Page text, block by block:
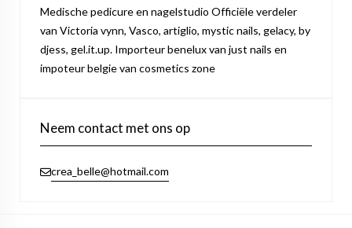
Medische pedicure en nagelstudio Officiële verdeler
van Victoria vynn, Vasco, artiglio, mystic nails, gelacy, by
djess, gel.it.up. Importeur benelux van just nails en
impoteur belgie van cosmetics zone
Neem contact met ons op
crea_belle@hotmail.com